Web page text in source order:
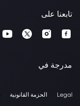
تابعنا على
مدرجة في
Legal الحزمة القانونية